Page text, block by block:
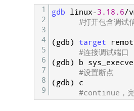
1
2
3
4
5
6
7
8
9
gdb linux-3.18.6/
#打开包含调试
(gdb) target
#连接调试端口
(gdb) b sys
execve
#设置断点
(gdb)
c
#continue，完